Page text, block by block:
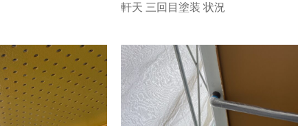
軒天 三回目塗装 状況